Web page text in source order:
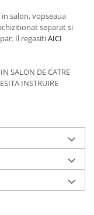
salon, vopseaua
separat si
Il regasitiAICI
SALON DE CATRE
INSTRUIRE